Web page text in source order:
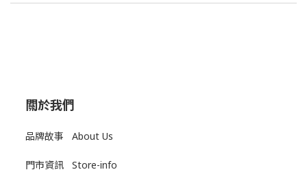
關於我們
品牌故事 About Us
門市資訊 Store-info